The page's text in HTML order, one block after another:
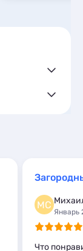
МС
Январь
Что